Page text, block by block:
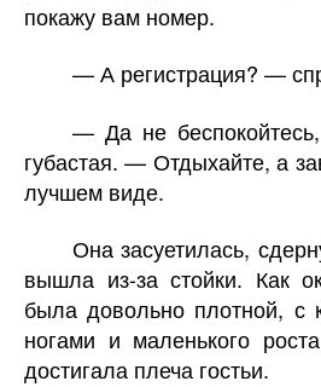
покажу вам номер.
— А регистрация? —
— Да не
губастая. — Отдыхайте, а
лучшем виде.
Она засуетилась,
вышла из-за стойки. Как
была довольно плотной, с
ногами и маленького
достигала плеча гостьи.